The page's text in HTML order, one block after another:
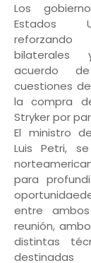
Los
Estados
bilaterales
acuerdo
cuestiones
la compra
Stryker por
El ministro
Luis Petri,
para
entre
reunión,
distintas